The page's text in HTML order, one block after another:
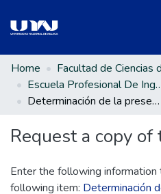
Communities & Collections
All of DSpace
Statistics
Home
Escuela Profesional De
Determinación de la presencia de microplásticos en los Uros y su bioacumulación en Trucha Arcoíris (Oncorhynchus mykiss) Puno – 2022.
Request a copy
Enter the following
following item: Determinación